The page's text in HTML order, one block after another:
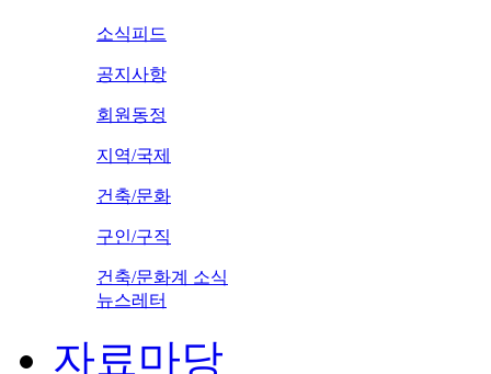
소식피드
공지사항
회원동정
지역/국제
건축/문화
구인/구직
건축/문화계 소식
뉴스레터
자료마당